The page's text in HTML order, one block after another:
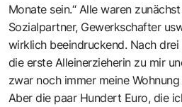
Monate sein.“ Alle waren
Sozialpartner, Gewerkschafter
wirklich beeindruckend. Nach
die erste Alleinerzieherin zu mir
zwar noch immer meine
Aber die paar Hundert Euro, die